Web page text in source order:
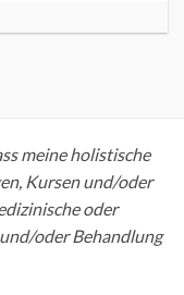
meine holistische
Kursen und/oder
oder
oder Behandlung